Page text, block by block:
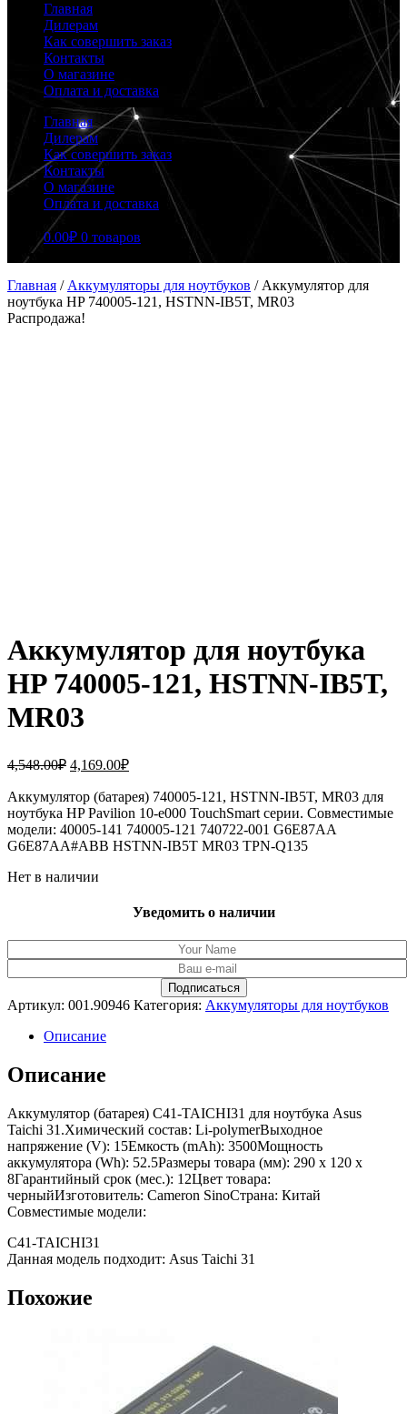
Главная
Дилерам
Как совершить заказ
Контакты
О магазине
Оплата и доставка
Главная
Дилерам
Как совершить заказ
Контакты
О магазине
Оплата и доставка
0.00₽ 0 товаров
Главная / Аккумуляторы для ноутбуков / Аккумулятор для
ноутбука HP 740005-121, HSTNN-IB5T, MR03
Распродажа!
Аккумулятор для ноутбука
HP 740005-121, HSTNN-IB5T,
MR03
4,548.00₽ Первоначальная
составляла
4,548.00₽.
4,169.00₽Текущая
4,169.00₽.
Аккумулятор (батарея) 740005-121, HSTNN-IB5T, MR03 для
ноутбука HP Pavilion 10-e000 TouchSmart серии. Совместимые
модели: 40005-141 740005-121 740722-001 G6E87AA
G6E87AA#ABB HSTNN-IB5T MR03 TPN-Q135
Нет в наличии
Уведомить о наличии
Артикул: 001.90946 Категория: Аккумуляторы для ноутбуков
Описание
Описание
Аккумулятор (батарея) C41-TAICHI31 для ноутбука Asus
Taichi 31.Химический состав: Li-polymerВыходное
напряжение (V): 15Емкость (mAh): 3500Мощность
аккумулятора (Wh): 52.5Размеры товара (мм): 290 x 120 x
8Гарантийный срок (мес.): 12Цвет товара:
черныйИзготовитель: Cameron SinoСтрана: Китай
Совместимые модели:
C41-TAICHI31
Данная модель подходит: Asus Taichi 31
Похожие